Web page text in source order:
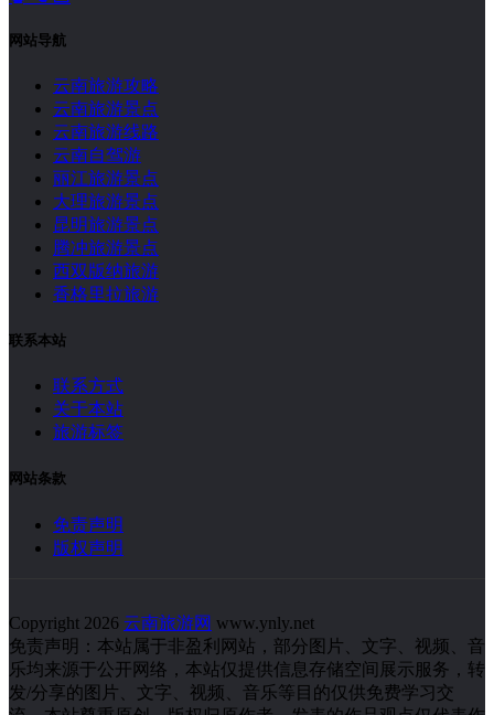
网站导航
云南旅游攻略
云南旅游景点
云南旅游线路
云南自驾游
丽江旅游景点
大理旅游景点
昆明旅游景点
腾冲旅游景点
西双版纳旅游
香格里拉旅游
联系本站
联系方式
关于本站
旅游标签
网站条款
免责声明
版权声明
Copyright 2026 云南旅游网 www.ynly.net
免责声明：本站属于非盈利网站，部分图片、文字、视频、音
乐均来源于公开网络，本站仅提供信息存储空间展示服务，转
发/分享的图片、文字、视频、音乐等目的仅供免费学习交